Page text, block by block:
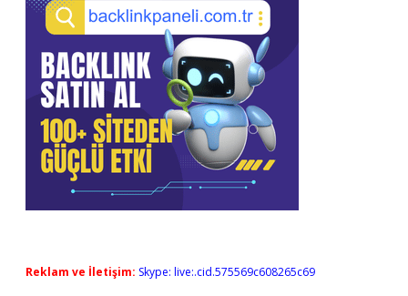
Reklam ve İletişim: Skype: live:.cid.575569c608265c69